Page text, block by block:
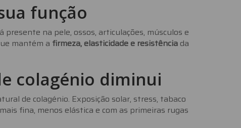
função
na pele, ossos, articulações, músculos e
mantém a firmeza, elasticidade e resistênciada
colagénio diminui
de colagénio. Exposição solar, stress, tabaco
fina, menos elástica e com as primeiras rugas